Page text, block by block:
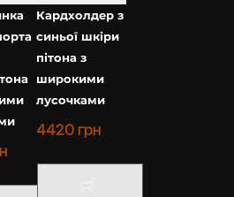
Кардхолдер з
синьої шкіри
пітона з
широкими
лусочками
4420 грн